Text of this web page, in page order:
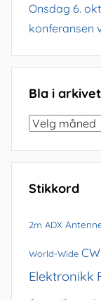
Onsdag 6.
konferansen
Bla i arkivet
Bla
arkivet
Stikkord
2m ADX
World-Wide CW
Elektronikk